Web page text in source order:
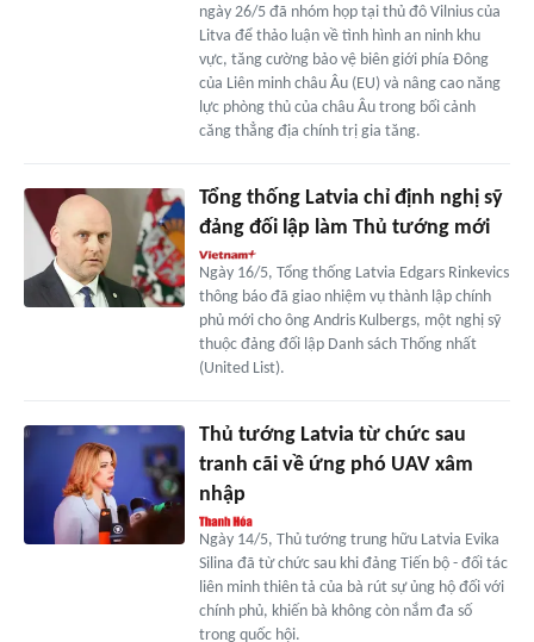
ngày 26/5 đã nhóm họp tại thủ đô Vilnius của
Litva để thảo luận về tình hình an ninh khu
vực, tăng cường bảo vệ biên giới phía Đông
của Liên minh châu Âu (EU) và nâng cao năng
lực phòng thủ của châu Âu trong bối cảnh
căng thẳng địa chính trị gia tăng.
Tổng thống Latvia chỉ định nghị sỹ
đảng đối lập làm Thủ tướng mới
Ngày 16/5, Tổng thống Latvia Edgars Rinkevics
thông báo đã giao nhiệm vụ thành lập chính
phủ mới cho ông Andris Kulbergs, một nghị sỹ
thuộc đảng đối lập Danh sách Thống nhất
(United List).
Thủ tướng Latvia từ chức sau
tranh cãi về ứng phó UAV xâm
nhập
Ngày 14/5, Thủ tướng trung hữu Latvia Evika
Silina đã từ chức sau khi đảng Tiến bộ - đối tác
liên minh thiên tả của bà rút sự ủng hộ đối với
chính phủ, khiến bà không còn nắm đa số
trong quốc hội.